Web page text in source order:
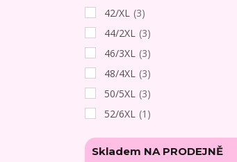
42/XL (3)
44/2XL (3)
46/3XL (3)
48/4XL (3)
50/5XL (3)
52/6XL (1)
Skladem NA PRODEJNĚ